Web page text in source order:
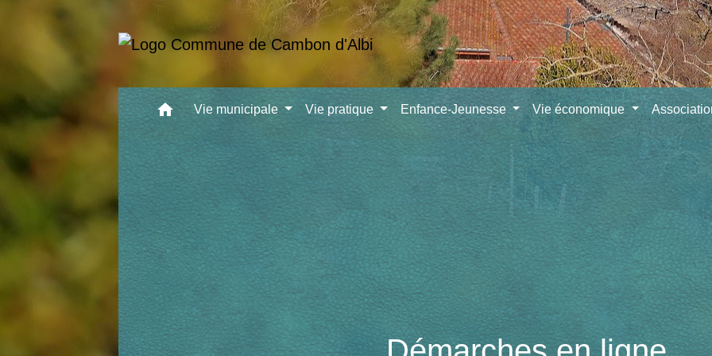
home Vie municipale Vie pratique Enfance-Jeunesse Vie économique